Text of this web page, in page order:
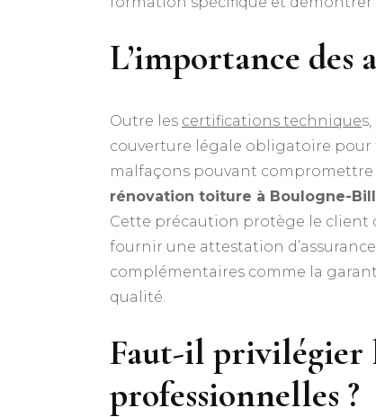
L’importance des
Outre les certifications technique
couverture légale obligatoire pour
malfaçons pouvant compromettre
rénovation toiture à Boulogne-
Cette précaution protège le client
fournir une attestation
complémentaires comme la
qualité.
Faut-il privilégier
professionnelles ?